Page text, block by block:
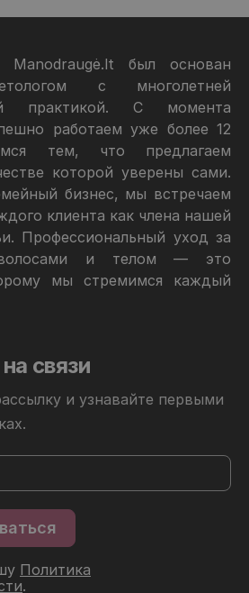
Manodraugė.lt был основан
с многолетней
практикой. С момента
работаем уже более 12
тем, что предлагаем
которой уверены сами.
бизнес, мы встречаем
клиента как члена нашей
Профессиональный уход за
и телом — это
мы стремимся каждый
связи
и узнавайте первыми
Политика
.